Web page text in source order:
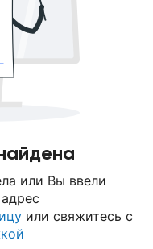
или Вы ввели
или свяжитесь с